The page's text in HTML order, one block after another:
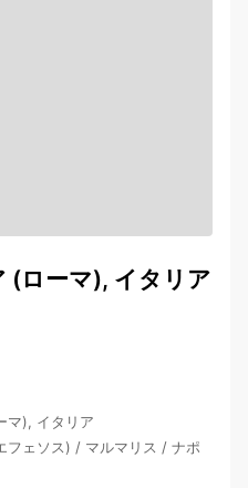
(ローマ), イタリア
マ), イタリア
フェソス) / マルマリス / ナポ